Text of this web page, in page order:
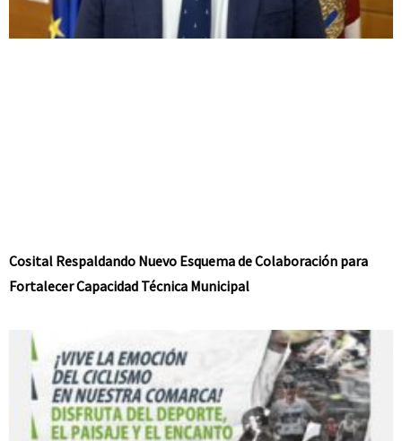
Cosital Respaldando Nuevo Esquema de Colaboración para
Fortalecer Capacidad Técnica Municipal